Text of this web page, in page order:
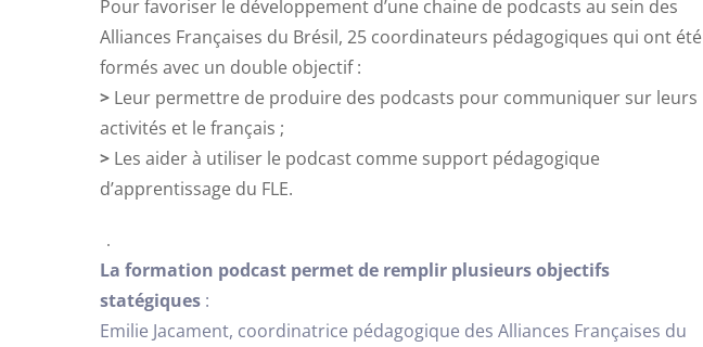
Pour favoriser le développement d’une chaine de podcasts au sein des
Alliances Françaises du Brésil, 25 coordinateurs pédagogiques qui ont été
formés avec un double objectif :
> Leur permettre de produire des podcasts pour communiquer sur leurs
activités et le français ;
> Les aider à utiliser le podcast comme support pédagogique
d’apprentissage du FLE.
La formation podcast permet de remplir plusieurs objectifs
statégiques :
Emilie Jacament, coordinatrice pédagogique des Alliances Françaises du